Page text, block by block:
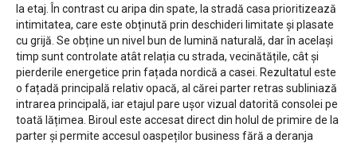
la etaj. În contrast cu aripa din spate, la stradă casa prioritizează
intimitatea, care este obținută prin deschideri limitate și plasate
cu grijă. Se obține un nivel bun de lumină naturală, dar în același
timp sunt controlate atât relația cu strada, vecinătățile, cât și
pierderile energetice prin fațada nordică a casei. Rezultatul este
o fațadă principală relativ opacă, al cărei parter retras subliniază
intrarea principală, iar etajul pare ușor vizual datorită consolei pe
toată lățimea. Biroul este accesat direct din holul de primire de la
parter și permite accesul oaspeților business fără a deranja